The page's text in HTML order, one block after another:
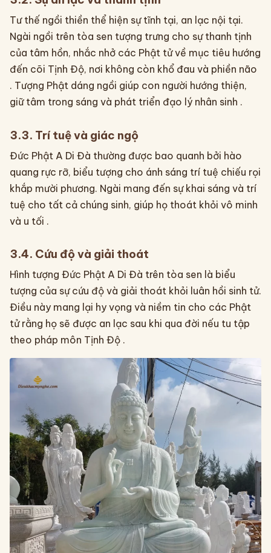
Tư thế ngồi thiền thể hiện sự tĩnh tại, an lạc nội tại.
Ngài ngồi trên tòa sen tượng trưng cho sự thanh tịnh
của tâm hồn, nhắc nhở các Phật tử về mục tiêu hướng
đến cõi Tịnh Độ, nơi không còn khổ đau và phiền não
. Tượng Phật dáng ngồi giúp con người hướng thiện,
giữ tâm trong sáng và phát triển đạo lý nhân sinh .
3.3. Trí tuệ và giác ngộ
Đức Phật A Di Đà thường được bao quanh bởi hào
quang rực rỡ, biểu tượng cho ánh sáng trí tuệ chiếu rọi
khắp mười phương. Ngài mang đến sự khai sáng và trí
tuệ cho tất cả chúng sinh, giúp họ thoát khỏi vô minh
và u tối .
3.4. Cứu độ và giải thoát
Hình tượng Đức Phật A Di Đà trên tòa sen là biểu
tượng của sự cứu độ và giải thoát khỏi luân hồi sinh tử.
Điều này mang lại hy vọng và niềm tin cho các Phật
tử rằng họ sẽ được an lạc sau khi qua đời nếu tu tập
theo pháp môn Tịnh Độ .